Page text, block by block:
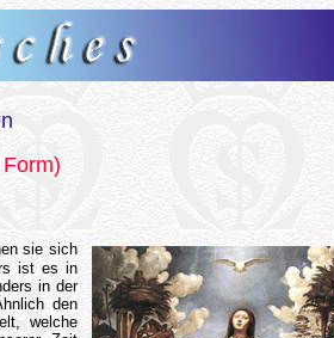
sie sich
ist es in
in der
den
welche